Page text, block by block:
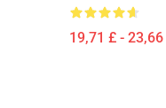
19,71 £ -